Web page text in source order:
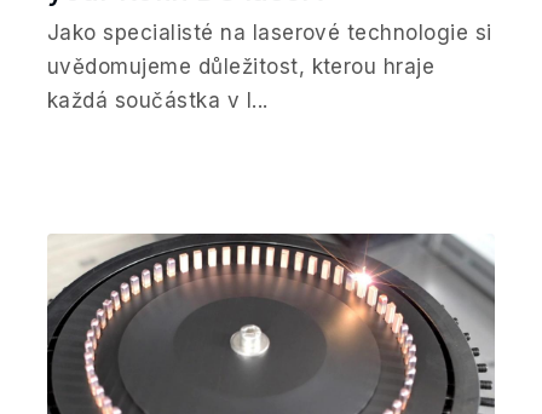
Jako specialisté na laserové technologie si
uvědomujeme důležitost, kterou hraje
každá součástka v l...